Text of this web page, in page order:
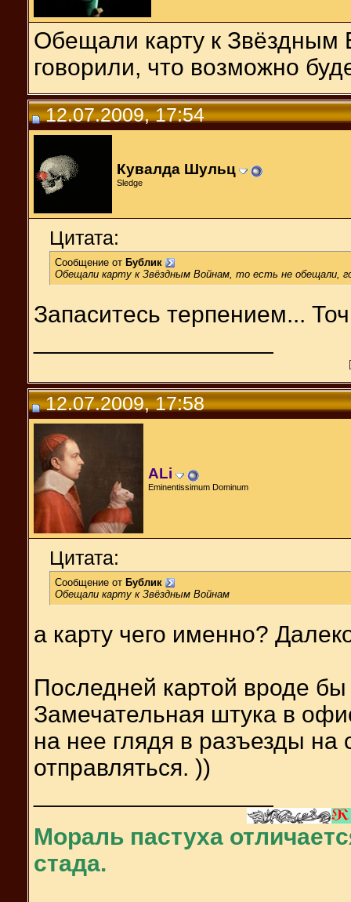
Обещали карту к Звёздным
говорили, что возможно
12.07.2009, 17:54
Кувалда Шульц
Sledge
Цитата:
Сообщение от Бублик
Обещали карту к Звёздным Войнам, то есть не обещали,
Запаситесь терпением...
12.07.2009, 17:58
ALi
Eminentissimum Dominum
Цитата:
Сообщение от Бублик
Обещали карту к Звёздным Войнам
а карту чего именно?
Последней картой вроде
Замечательная штука в
на нее глядя в разъезды на
отправляться. ))
Мораль пастуха
стада.